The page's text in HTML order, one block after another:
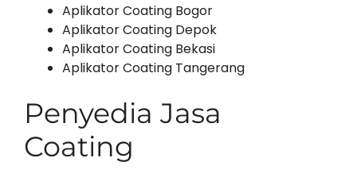
Aplikator Coating Bogor
Aplikator Coating Depok
Aplikator Coating Bekasi
Aplikator Coating Tangerang
Penyedia Jasa
Coating